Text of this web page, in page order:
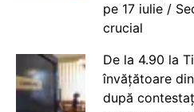
pe 17 iulie /
crucial
De la 4.90 la
învățătoare
după